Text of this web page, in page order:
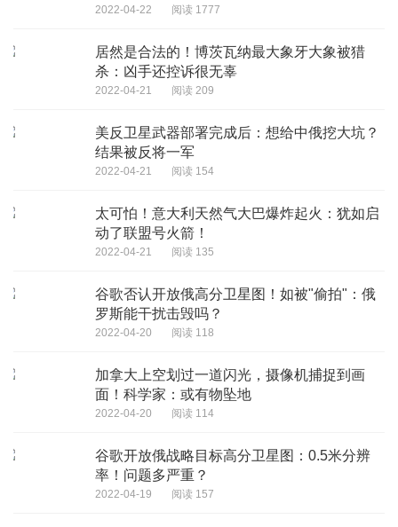
2022-04-22 阅读 1777
居然是合法的！博茨瓦纳最大象牙大象被猎
杀：凶手还控诉很无辜
2022-04-21 阅读 209
美反卫星武器部署完成后：想给中俄挖大坑？
结果被反将一军
2022-04-21 阅读 154
太可怕！意大利天然气大巴爆炸起火：犹如启
动了联盟号火箭！
2022-04-21 阅读 135
谷歌否认开放俄高分卫星图！如被"偷拍"：俄
罗斯能干扰击毁吗？
2022-04-20 阅读 118
加拿大上空划过一道闪光，摄像机捕捉到画
面！科学家：或有物坠地
2022-04-20 阅读 114
谷歌开放俄战略目标高分卫星图：0.5米分辨
率！问题多严重？
2022-04-19 阅读 157